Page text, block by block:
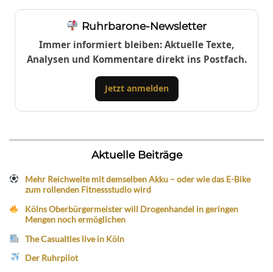
Ruhrbarone-Newsletter
Immer informiert bleiben: Aktuelle Texte,
Analysen und Kommentare direkt ins Postfach.
Jetzt anmelden
Aktuelle Beiträge
Mehr Reichweite mit demselben Akku – oder wie das E-Bike
zum rollenden Fitnessstudio wird
Kölns Oberbürgermeister will Drogenhandel in geringen
Mengen noch ermöglichen
The Casualties live in Köln
Der Ruhrpilot